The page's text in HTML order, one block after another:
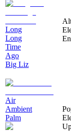
Long
Long
Time
Ago
Big Liz
Air
Ambient
Palm